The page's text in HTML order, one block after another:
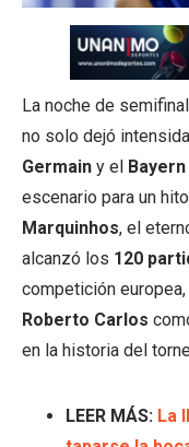
La noche de
no solo dejó
Germain y el
escenario para un
Marquinhos, el
alcanzó los 120
competición
Roberto Carlos
en la historia del
LEER MÁS: La